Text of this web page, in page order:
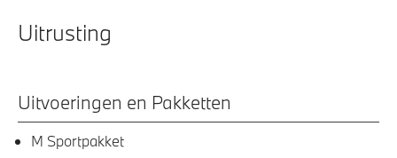
Uitrusting
Uitvoeringen en Pakketten
M Sportpakket